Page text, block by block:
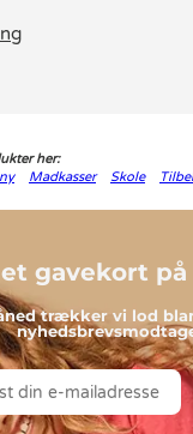
her:
Madkasser Skole
gavekort på
trækker vi lod